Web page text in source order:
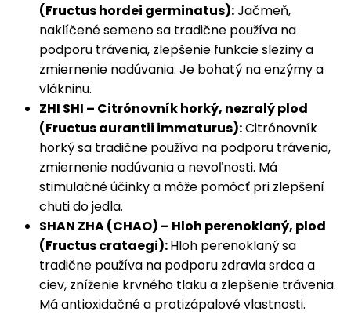
(Fructus hordei germinatus):Jačmeň,
naklíčené semeno sa tradične používa na
podporu trávenia, zlepšenie funkcie sleziny a
zmiernenie nadúvania. Je bohatý na enzýmy a
vlákninu.
ZHI SHI – Citrónovník horký, nezralý plod
(Fructus aurantii immaturus):Citrónovník
horký sa tradične používa na podporu trávenia,
zmiernenie nadúvania a nevoľnosti. Má
stimulačné účinky a môže pomôcť pri zlepšení
chuti do jedla.
SHAN ZHA (CHAO) – Hloh perenoklaný, plod
(Fructus crataegi):Hloh perenoklaný sa
tradične používa na podporu zdravia srdca a
ciev, zníženie krvného tlaku a zlepšenie trávenia.
Má antioxidačné a protizápalové vlastnosti.